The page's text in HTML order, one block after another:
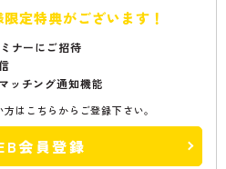
定特典がございます！
ナーにご招待
ッチング通知機能
はこちらからご登録下さい。
会員登録